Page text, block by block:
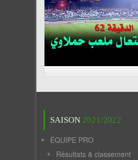
SAISON 2021/2022
ÉQUIPE PRO
Résultats & classement